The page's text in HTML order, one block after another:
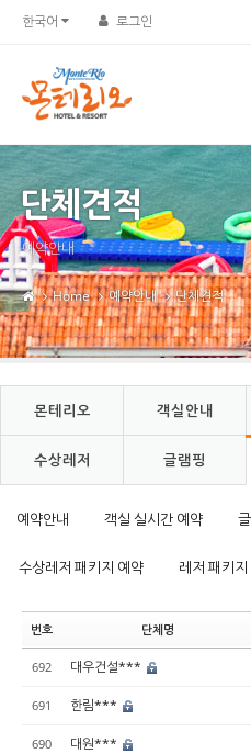
한국어 로그인
단체견적
예약안내
Home 예약안내 단체견적
몬테리오 객실안내
수상레저 글램핑
예약안내 객실 실시간 예약
수상레저 패키지 예약 레저 패키
번호 단체명
692 대우건설***
691 한림***
690 대원***
Sketchbook5, 스